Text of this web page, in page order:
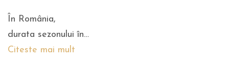
În România,
durata sezonului în…
Citeste mai mult